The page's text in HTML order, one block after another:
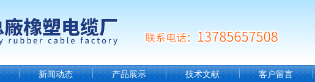
新闻动态 产品展示 技术文献 客户留言